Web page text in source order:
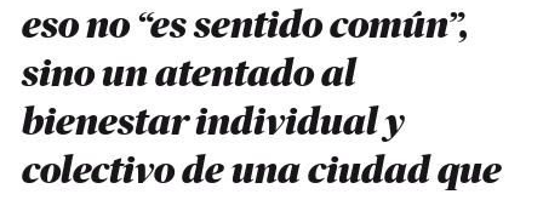
eso no “es sentido común”,
sino un atentado al
bienestar individual y
colectivo de una ciudad que